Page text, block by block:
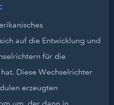
auf die Entwicklung und
für die
Diese Wechselrichter
erzeugten